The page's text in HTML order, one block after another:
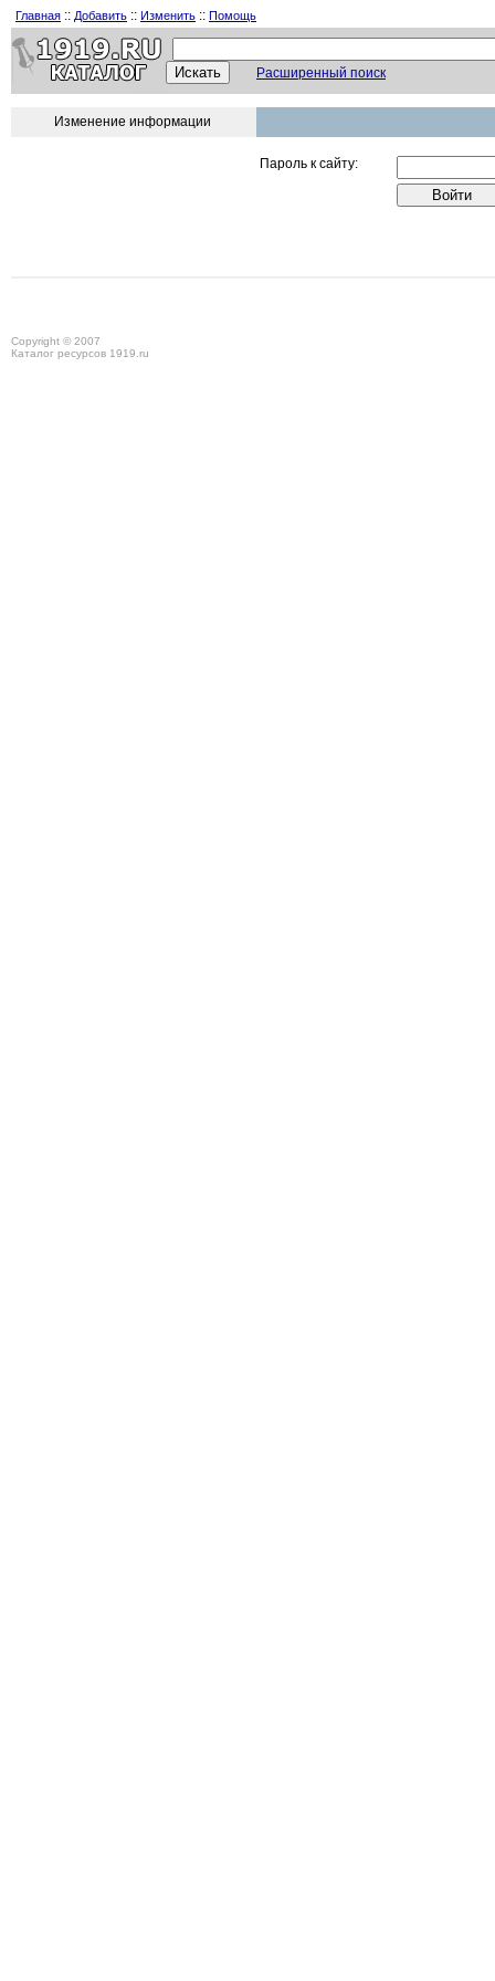
Главная :: Добавить :: Изменить :: Помощь
Расширенный поиск
Изменение информации
Пароль к сайту:
Copyright © 2007
Каталог ресурсов 1919.ru